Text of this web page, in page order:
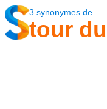
3 synonymes de
tour